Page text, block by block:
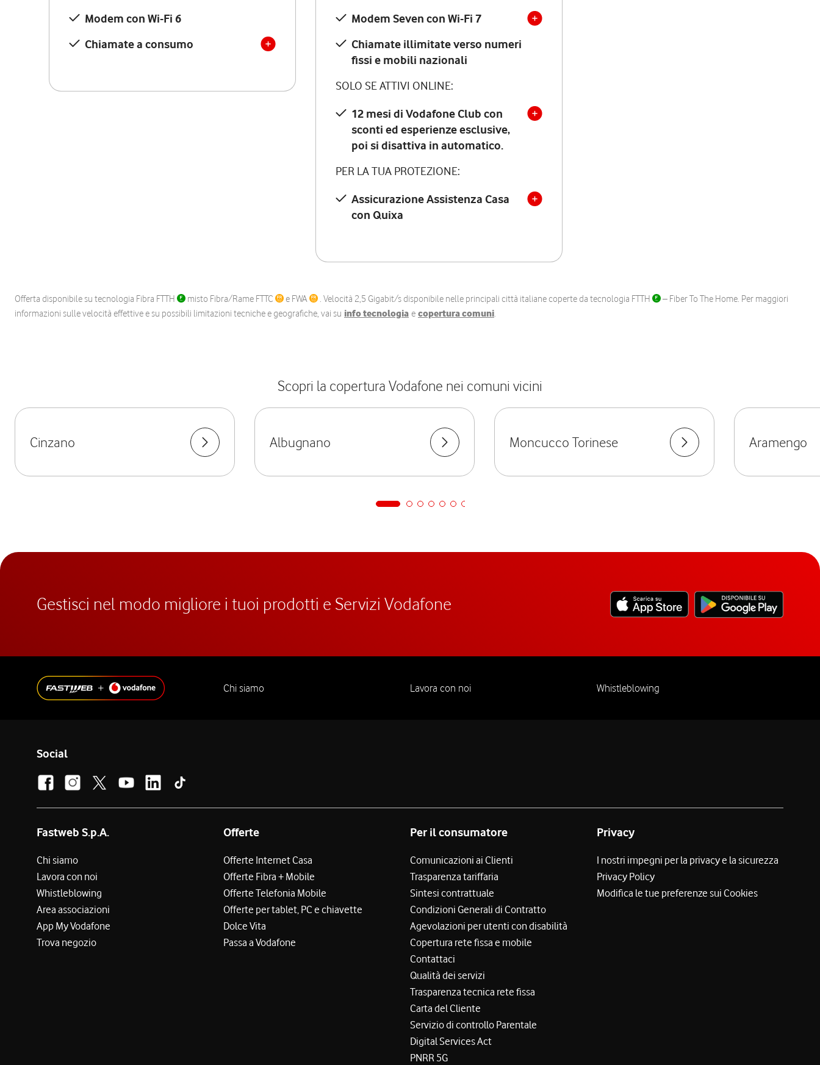
Modem con Wi-Fi 6
Chiamate a consumo
Modem Seven con Wi-Fi 7
Chiamate illimitate verso numeri
fissi e mobili nazionali
SOLO SE ATTIVI ONLINE:
12 mesi di Vodafone Club con
sconti ed esperienze esclusive,
poi si disattiva in automatico.
PER LA TUA PROTEZIONE:
Assicurazione Assistenza Casa
con Quixa
Offerta disponibile su tecnologia Fibra FTTH misto Fibra/Rame FTTC e FWA . Velocità 2,5 Gigabit/s disponibile nelle principali città italiane coperte da tecnologia FTTH
– Fiber To The Home. Per maggiori
informazioni sulle velocità effettive e su possibili limitazioni tecniche e geografiche, vai su info tecnologia e copertura comuni.
Scopri la copertura Vodafone nei comuni vicini
Cinzano Albugnano Moncucco Torinese Aramengo
Gestisci nel modo migliore i tuoi prodotti e Servizi Vodafone
Chi siamo Lavora con noi Whistleblowing
Social
Fastweb S.p.A.
Chi siamo
Lavora con noi
Whistleblowing
Area associazioni
App My Vodafone
Trova negozio
Offerte
Offerte Internet Casa
Offerte Fibra + Mobile
Offerte Telefonia Mobile
Offerte per tablet, PC e chiavette
Dolce Vita
Passa a Vodafone
Per il consumatore
Comunicazioni ai Clienti
Trasparenza tariffaria
Sintesi contrattuale
Condizioni Generali di Contratto
Agevolazioni per utenti con disabilità
Copertura rete fissa e mobile
Contattaci
Qualità dei servizi
Trasparenza tecnica rete fissa
Carta del Cliente
Servizio di controllo Parentale
Digital Services Act
PNRR 5G
Privacy
I nostri impegni per la privacy e la sicurezza
Privacy Policy
Modifica le tue preferenze sui Cookies